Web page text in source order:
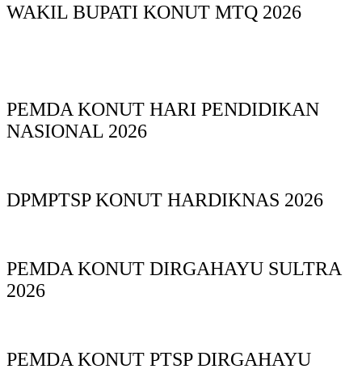
WAKIL BUPATI KONUT MTQ 2026
PEMDA KONUT HARI PENDIDIKAN
NASIONAL 2026
DPMPTSP KONUT HARDIKNAS 2026
PEMDA KONUT DIRGAHAYU SULTRA
2026
PEMDA KONUT PTSP DIRGAHAYU